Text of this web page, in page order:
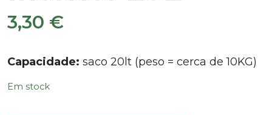
3,30 €
Capacidade: saco 20lt (peso = cerca de 10KG)
Em stock